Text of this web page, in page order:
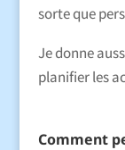
sorte que
Je donne
planifier les
Comment